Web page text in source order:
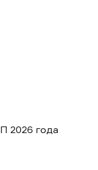
2026 года
Мы